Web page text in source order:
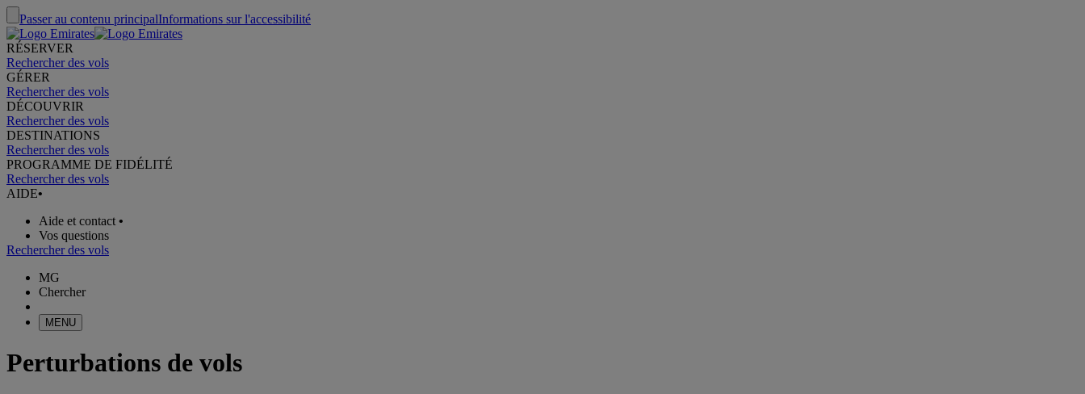
Passer au contenu principalInformations sur l'accessibilité
RÉSERVER
Rechercher des vols
GÉRER
Rechercher des vols
DÉCOUVRIR
Rechercher des vols
DESTINATIONS
Rechercher des vols
PROGRAMME DE FIDÉLITÉ
Rechercher des vols
AIDE•
Aide et contact •
Vos questions
Rechercher des vols
MG
Chercher
MENU
Perturbations de vols